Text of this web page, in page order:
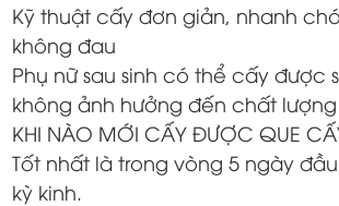
Kỹ thuật cấy đơn giản, nhanh
không đau
Phụ nữ sau sinh có thể cấy được
không ảnh hưởng đến chất
KHI NÀO MỚI CẤY ĐƯỢC QUE
Tốt nhất là trong vòng 5 ngày
kỳ kinh.